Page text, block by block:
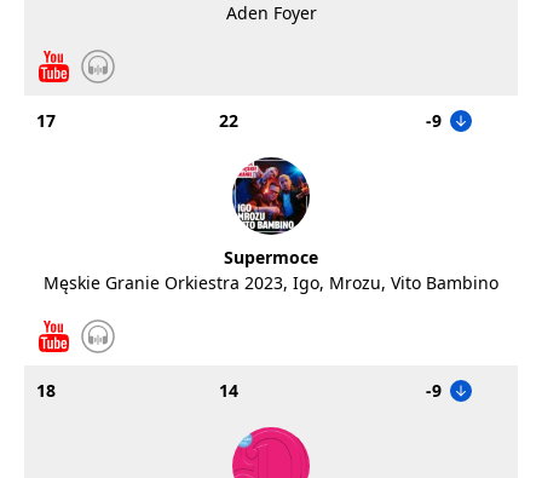
Aden Foyer
17 22 -9
Supermoce
Męskie Granie Orkiestra 2023, Igo, Mrozu, Vito Bambino
18 14 -9